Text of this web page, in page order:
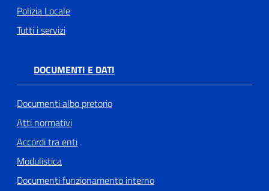
Polizia Locale
Tutti i servizi
DOCUMENTI E DATI
Documenti albo pretorio
Atti normativi
Accordi tra enti
Modulistica
Documenti funzionamento interno